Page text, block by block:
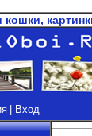
| Вход